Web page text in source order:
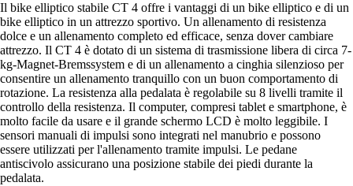
Il bike elliptico stabile CT 4 offre i vantaggi di un bike elliptico e di un
bike elliptico in un attrezzo sportivo. Un allenamento di resistenza
dolce e un allenamento completo ed efficace, senza dover cambiare
attrezzo. Il CT 4 è dotato di un sistema di trasmissione libera di circa 7-
kg-Magnet-Bremssystem e di un allenamento a cinghia silenzioso per
consentire un allenamento tranquillo con un buon comportamento di
rotazione. La resistenza alla pedalata è regolabile su 8 livelli tramite il
controllo della resistenza. Il computer, compresi tablet e smartphone, è
molto facile da usare e il grande schermo LCD è molto leggibile. I
sensori manuali di impulsi sono integrati nel manubrio e possono
essere utilizzati per l'allenamento tramite impulsi. Le pedane
antiscivolo assicurano una posizione stabile dei piedi durante la
pedalata.